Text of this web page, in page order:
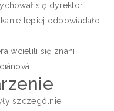
się dyrektor
lepiej odpowiadało
wcielili się znani
szczególnie